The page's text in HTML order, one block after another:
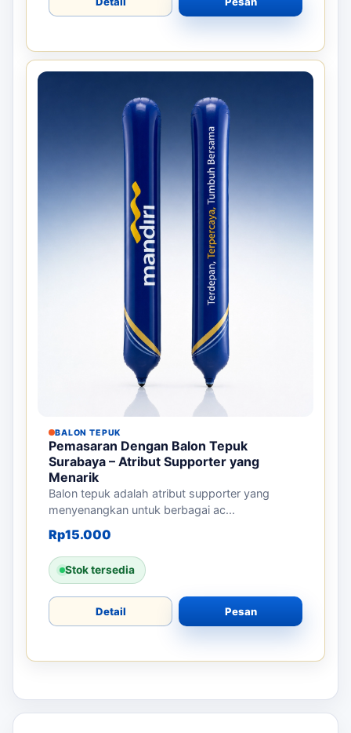
BALON TEPUK
Pemasaran Dengan Balon Tepuk
Surabaya – Atribut Supporter yang
Menarik
Balon tepuk adalah atribut supporter yang
menyenangkan untuk berbagai ac...
Rp15.000
Stok tersedia
Detail Pesan